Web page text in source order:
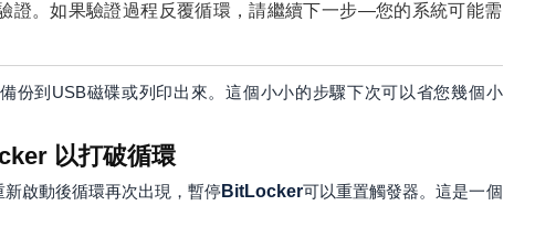
證。如果驗證過程反覆循環，請繼續下一步—您的系統可能需
份到USB磁碟或列印出來。這個小小的步驟下次可以省您幾個小
以打破循環
啟動後循環再次出現，暫停BitLocker可以重置觸發器。這是一個